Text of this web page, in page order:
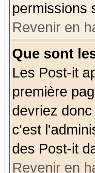
permissions
Revenir en
Que sont
Les Post-it
première
devriez
c'est
des Post-it
Revenir en